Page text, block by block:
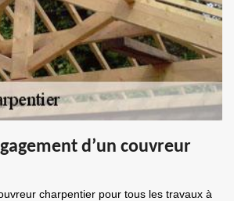
d’un couvreur
charpentier pour tous les travaux à